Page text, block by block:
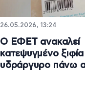
26.05.2026, 13:24
Ο ΕΦΕΤ ανακαλεί
κατεψυγμένο
υδράργυρο πάνω